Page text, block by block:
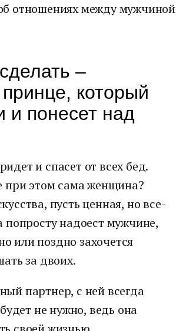
отношениях между мужчиной
–
который
и понесет над
и спасет от всех бед.
при этом сама женщина?
пусть ценная, но все-
надоест мужчине,
или поздно захочется
за двоих.
партнер, с ней всегда
не нужно, ведь она